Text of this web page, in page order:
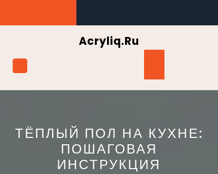
содержимому
Acryliq.ru
ТЁПЛЫЙ ПОЛ НА КУХНЕ:
ПОШАГОВАЯ
ИНСТРУКЦИЯ